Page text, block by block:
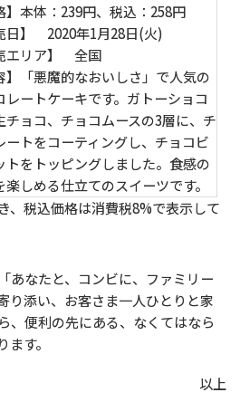
】本体：239円、税込：258円
日】 2020年1月28日(火)
エリア】 全国
】「悪魔的なおいしさ」で人気の
レートケーキです。ガトーショコ
チョコ、チョコムースの3層に、チ
ートをコーティングし、チョコビ
トをトッピングしました。食感の
楽しめる仕立てのスイーツです。
、税込価格は消費税8%で表示して
あなたと、コンビに、ファミリー
り添い、お客さま一人ひとりと家
、便利の先にある、なくてはなら
す。
以上